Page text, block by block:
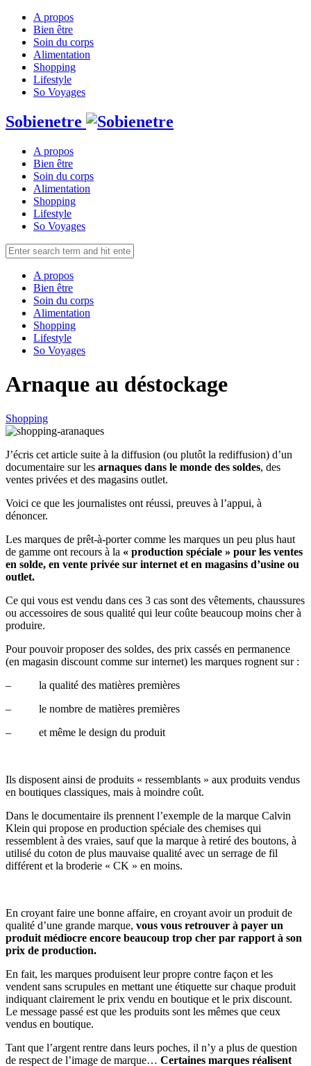
A propos
Bien être
Soin du corps
Alimentation
Shopping
Lifestyle
So Voyages
Sobienetre
A propos
Bien être
Soin du corps
Alimentation
Shopping
Lifestyle
So Voyages
A propos
Bien être
Soin du corps
Alimentation
Shopping
Lifestyle
So Voyages
Arnaque au déstockage
Shopping
J’écris cet article suite à la diffusion (ou plutôt la rediffusion) d’un
documentaire sur les arnaques dans le monde des soldes, des
ventes privées et des magasins outlet.
Voici ce que les journalistes ont réussi, preuves à l’appui, à
dénoncer.
Les marques de prêt-à-porter comme les marques un peu plus haut
de gamme ont recours à la « production spéciale » pour les ventes
en solde, en vente privée sur internet et en magasins d’usine ou
outlet.
Ce qui vous est vendu dans ces 3 cas sont des vêtements, chaussures
ou accessoires de sous qualité qui leur coûte beaucoup moins cher à
produire.
Pour pouvoir proposer des soldes, des prix cassés en permanence
(en magasin discount comme sur internet) les marques rognent sur :
– la qualité des matières premières
– le nombre de matières premières
– et même le design du produit
Ils disposent ainsi de produits « ressemblants » aux produits vendus
en boutiques classiques, mais à moindre coût.
Dans le documentaire ils prennent l’exemple de la marque Calvin
Klein qui propose en production spéciale des chemises qui
ressemblent à des vraies, sauf que la marque à retiré des boutons, à
utilisé du coton de plus mauvaise qualité avec un serrage de fil
différent et la broderie « CK » en moins.
En croyant faire une bonne affaire, en croyant avoir un produit de
qualité d’une grande marque, vous vous retrouver à payer un
produit médiocre encore beaucoup trop cher par rapport à son
prix de production.
En fait, les marques produisent leur propre contre façon et les
vendent sans scrupules en mettant une étiquette sur chaque produit
indiquant clairement le prix vendu en boutique et le prix discount.
Le message passé est que les produits sont les mêmes que ceux
vendus en boutique.
Tant que l’argent rentre dans leurs poches, il n’y a plus de question
de respect de l’image de marque… Certaines marques réalisent